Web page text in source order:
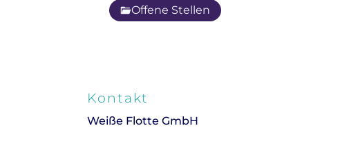
Offene Stellen
Kontakt
Weiße Flotte GmbH